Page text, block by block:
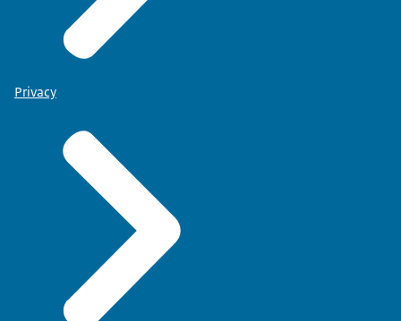
Privacy